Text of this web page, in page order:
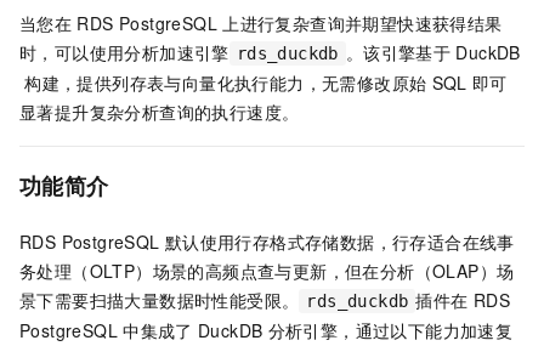
当您在 RDS PostgreSQL 上进行复杂查询并期望快速获得结果
时，可以使用分析加速引擎 rds_duckdb 。该引擎基于 DuckDB
构建，提供列存表与向量化执行能力，无需修改原始 SQL 即可
显著提升复杂分析查询的执行速度。
功能简介
RDS PostgreSQL 默认使用行存格式存储数据，行存适合在线事
务处理（OLTP）场景的高频点查与更新，但在分析（OLAP）场
景下需要扫描大量数据时性能受限。
rds_duckdb 插件在 RDS
PostgreSQL 中集成了 DuckDB 分析引擎，通过以下能力加速复